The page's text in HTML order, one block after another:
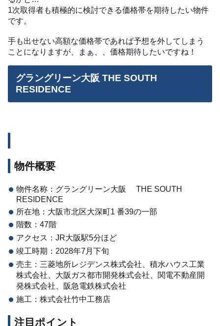
1次取得者も積極的に検討できる価格帯を期待したい物件
です。
手も出せない高額な価格帯であれば予想を外してしまう
ことになりますが、まぁ、、価格期待したいですね！
グラングリーン大阪 THE SOUTH
RESIDENCE
物件概要
物件名称：グラングリーン大阪 THE SOUTH
RESIDENCE
所在地：大阪市北区大深町1 番39の一部
階数：47階
アクセス：JR大阪駅5分ほど
竣工時期：2028年7月下旬
売主：三菱地所レジデンス株式会社、積水ハウス工業
株式会社、大阪ガス都市開発株式会社、関電不動産開
発株式会社、阪急電鉄株式会社
施工：株式会社竹中工務店
注目ポイント